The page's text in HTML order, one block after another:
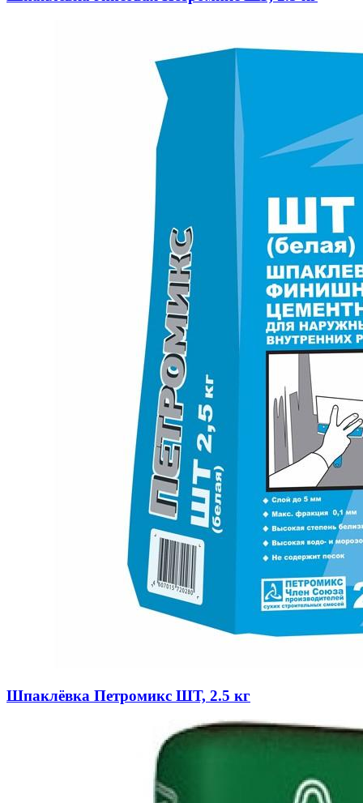
Шпаклёвка Петромикс ШТ, 2.5 кг